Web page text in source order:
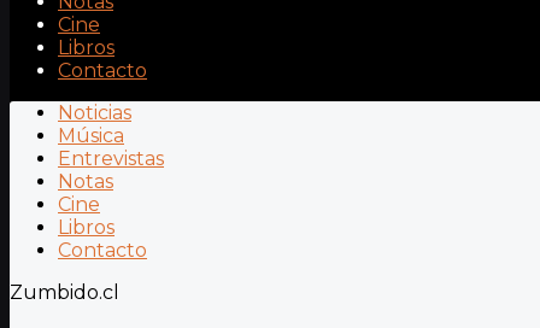
Cine
Libros
Contacto
Noticias
Música
Entrevistas
Notas
Cine
Libros
Contacto
Zumbido.cl